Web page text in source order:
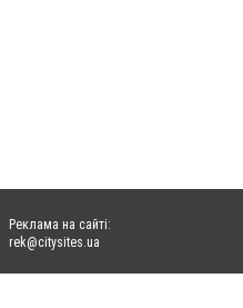
Реклама на сайті:
rek@citysites.ua